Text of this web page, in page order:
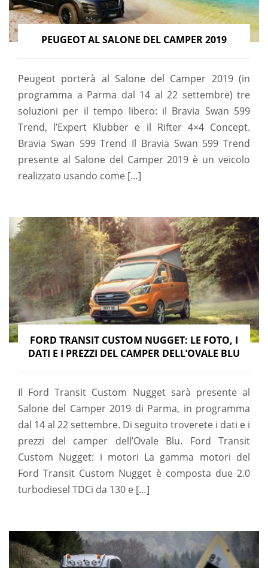
PEUGEOT AL SALONE DEL CAMPER 2019
Peugeot porterà al Salone del Camper 2019 (in
programma a Parma dal 14 al 22 settembre) tre
soluzioni per il tempo libero: il Bravia Swan 599
Trend, l’Expert Klubber e il Rifter 4×4 Concept.
Bravia Swan 599 Trend Il Bravia Swan 599 Trend
presente al Salone del Camper 2019 è un veicolo
realizzato usando come […]
FORD TRANSIT CUSTOM NUGGET: LE FOTO, I
DATI E I PREZZI DEL CAMPER DELL’OVALE BLU
Il Ford Transit Custom Nugget sarà presente al
Salone del Camper 2019 di Parma, in programma
dal 14 al 22 settembre. Di seguito troverete i dati e i
prezzi del camper dell’Ovale Blu. Ford Transit
Custom Nugget: i motori La gamma motori del
Ford Transit Custom Nugget è composta due 2.0
turbodiesel TDCi da 130 e […]